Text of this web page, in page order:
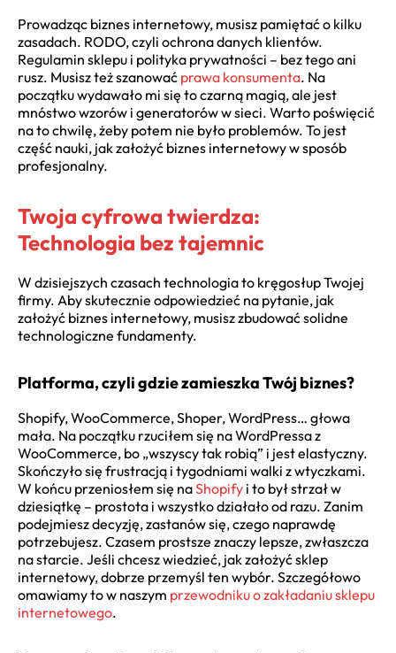
Prowadząc biznes internetowy, musisz pamiętać o kilku
zasadach. RODO, czyli ochrona danych klientów.
Regulamin sklepu i polityka prywatności – bez tego ani
rusz. Musisz też szanować prawa konsumenta. Na
początku wydawało mi się to czarną magią, ale jest
mnóstwo wzorów i generatorów w sieci. Warto poświęcić
na to chwilę, żeby potem nie było problemów. To jest
część nauki, jak założyć biznes internetowy w sposób
profesjonalny.
Twoja cyfrowa twierdza:
Technologia bez tajemnic
W dzisiejszych czasach technologia to kręgosłup Twojej
firmy. Aby skutecznie odpowiedzieć na pytanie, jak
założyć biznes internetowy, musisz zbudować solidne
technologiczne fundamenty.
Platforma, czyli gdzie zamieszka Twój biznes?
Shopify, WooCommerce, Shoper, WordPress… głowa
mała. Na początku rzuciłem się na WordPressa z
WooCommerce, bo „wszyscy tak robią” i jest elastyczny.
Skończyło się frustracją i tygodniami walki z wtyczkami.
W końcu przeniosłem się naShopify i to był strzał w
dziesiątkę – prostota i wszystko działało od razu. Zanim
podejmiesz decyzję, zastanów się, czego naprawdę
potrzebujesz. Czasem prostsze znaczy lepsze, zwłaszcza
na starcie. Jeśli chcesz wiedzieć, jak założyć sklep
internetowy, dobrze przemyśl ten wybór. Szczegółowo
omawiamy to w naszym przewodniku o zakładaniu sklepu
internetowego.